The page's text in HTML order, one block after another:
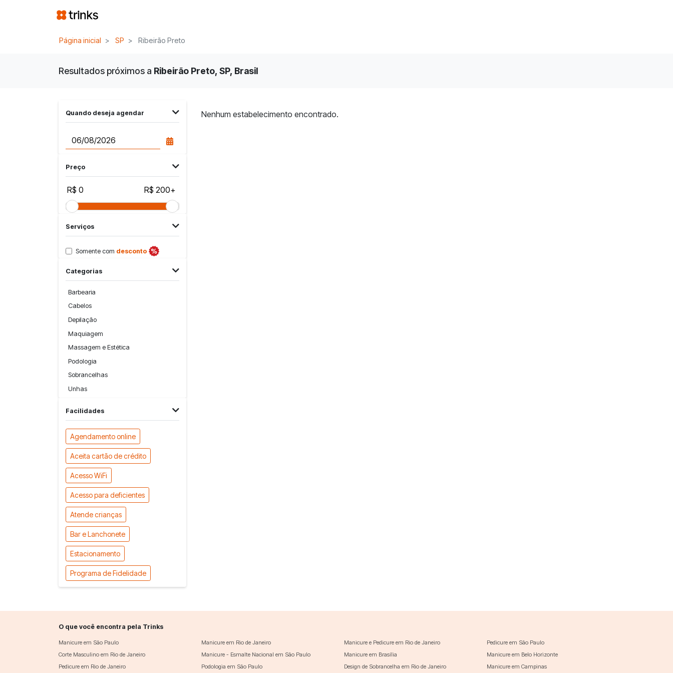
Página inicial SP Ribeirão Preto
Resultados próximos a Ribeirão Preto, SP, Brasil
Quando deseja agendar
Preço
R$ 0 R$ 200+
Serviços
Somente com desconto
Categorias
Barbearia
Cabelos
Depilação
Maquiagem
Massagem e Estética
Podologia
Sobrancelhas
Unhas
Facilidades
Agendamento online
Aceita cartão de crédito
Acesso WiFi
Acesso para deficientes
Atende crianças
Bar e Lanchonete
Estacionamento
Programa de Fidelidade
Nenhum estabelecimento encontrado.
O que você encontra pela Trinks
Manicure em São Paulo Manicure em Rio de Janeiro Manicure e Pedicure em Rio de Janeiro
Pedicure em São Paulo
Corte Masculino em Rio de Janeiro
Manicure - Esmalte Nacional em São Paulo Manicure em Brasília
Manicure em Belo Horizonte
Pedicure em Rio de Janeiro
Podologia em São Paulo Design de Sobrancelha em Rio de Janeiro Manicure em Campinas